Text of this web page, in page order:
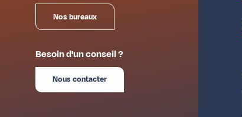
Nos bureaux
Besoin d'un conseil ?
Nous contacter